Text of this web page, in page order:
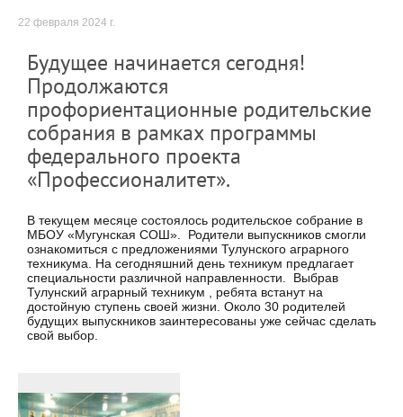
22 февраля 2024 г.
Будущее начинается сегодня!
Продолжаются
профориентационные родительские
собрания в рамках программы
федерального проекта
«Профессионалитет».
В текущем месяце состоялось родительское собрание в
МБОУ «Мугунская СОШ». Родители выпускников смогли
ознакомиться с предложениями Тулунского аграрного
техникума. На сегодняшний день техникум предлагает
специальности различной направленности. Выбрав
Тулунский аграрный техникум , ребята встанут на
достойную ступень своей жизни. Около 30 родителей
будущих выпускников заинтересованы уже сейчас сделать
свой выбор.